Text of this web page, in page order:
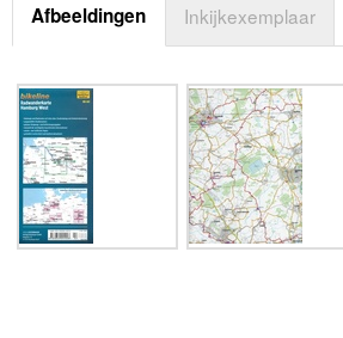
Afbeeldingen Inkijkexemplaar